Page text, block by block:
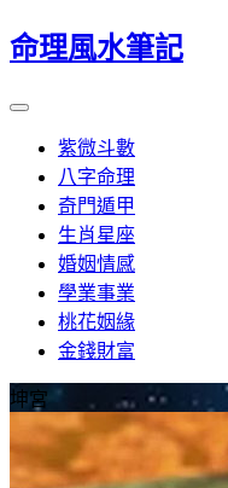
命理風水筆記
紫微斗數
八字命理
奇門遁甲
生肖星座
婚姻情感
學業事業
桃花姻緣
金錢財富
坤宮